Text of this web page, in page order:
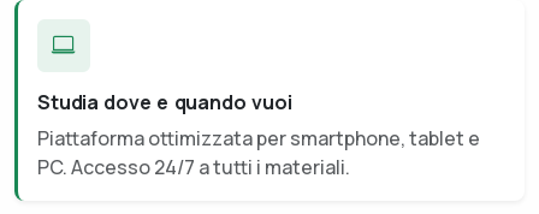
Studia dove e quando vuoi
Piattaforma ottimizzata per smartphone, tablet e
PC. Accesso 24/7 a tutti i materiali.